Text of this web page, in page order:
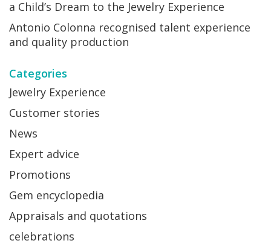
a Child’s Dream to the Jewelry Experience
Antonio Colonna recognised talent experience
and quality production
Categories
Jewelry Experience
Customer stories
News
Expert advice
Promotions
Gem encyclopedia
Appraisals and quotations
celebrations